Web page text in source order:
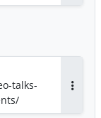
talks-